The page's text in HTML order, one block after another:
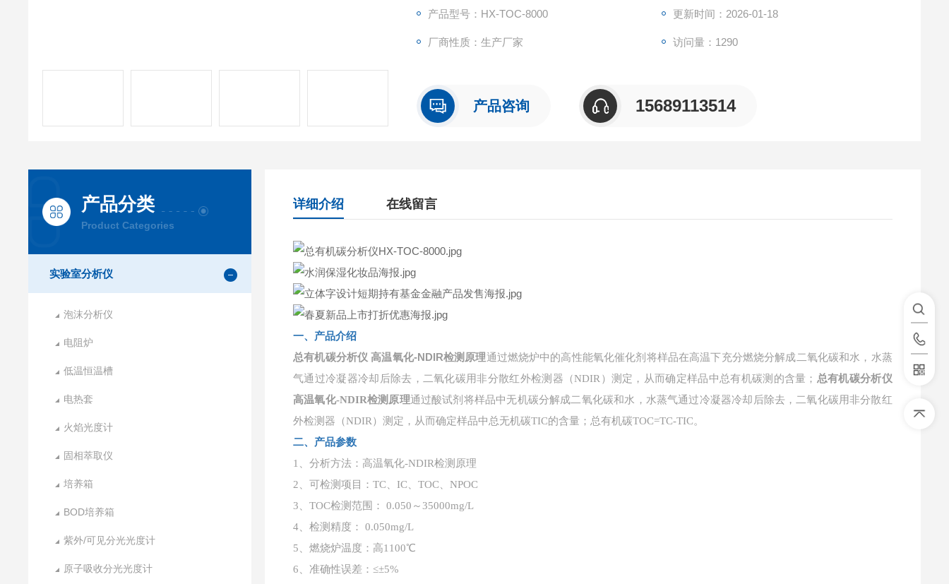
产品型号：HX-TOC-8000 更新时间：2026-01-18
厂商性质：生产厂家 访问量：1290
产品咨询 15689113514
产品分类
Product Categories
实验室分析仪
泡沫分析仪
电阻炉
低温恒温槽
电热套
火焰光度计
固相萃取仪
培养箱
BOD培养箱
紫外/可见分光光度计
原子吸收分光光度计
详细介绍 在线留言
一、产品介绍
总有机碳分析仪 高温氧化-NDIR检测原理通过燃烧炉中的高性能氧化催化剂将样品在高温下充分燃烧分解成二氧化碳和水，水蒸
气通过冷凝器冷却后除去，二氧化碳用非分散红外检测器（NDIR）测定，从而确定样品中总有机碳测的含量； 总有机碳分析仪
高温氧化-NDIR检测原理通过酸试剂将样品中无机碳分解成二氧化碳和水，水蒸气通过冷凝器冷却后除去，二氧化碳用非分散红
外检测器（NDIR）测定，从而确定样品中总无机碳TIC的含量；总有机碳TOC=TC-TIC。
二、产品参数
1、分析方法：高温氧化-NDIR检测原理
2、可检测项目：TC、IC、TOC、NPOC
3、TOC检测范围： 0.050～35000mg/L
4、检测精度： 0.050mg/L
5、燃烧炉温度：高1100℃
6、准确性误差：≤±5%